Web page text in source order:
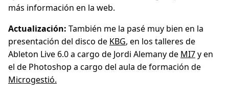
más información en la web.
Actualización: También me la pasé muy bien en la
presentación del disco de KBG, en los talleres de
Ableton Live 6.0 a cargo de Jordi Alemany de MI7y en
el de Photoshop a cargo del aula de formación de
Microgestió.